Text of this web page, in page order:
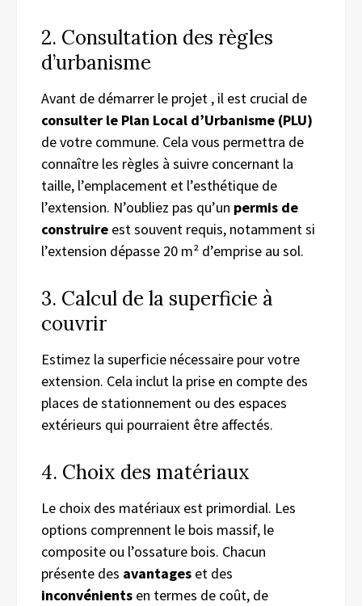
2. Consultation des règles
d’urbanisme
Avant de démarrer le projet , il est crucial de
consulter le Plan Local d’Urbanisme (PLU)
de votre commune. Cela vous permettra de
connaître les règles à suivre concernant la
taille, l’emplacement et l’esthétique de
l’extension. N’oubliez pas qu’un permis de
construire est souvent requis, notamment si
l’extension dépasse 20 m² d’emprise au sol.
3. Calcul de la superficie à
couvrir
Estimez la superficie nécessaire pour votre
extension. Cela inclut la prise en compte des
places de stationnement ou des espaces
extérieurs qui pourraient être affectés.
4. Choix des matériaux
Le choix des matériaux est primordial. Les
options comprennent le bois massif, le
composite ou l’ossature bois. Chacun
présente des avantages et des
inconvénients en termes de coût, de